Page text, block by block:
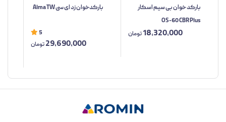
بارکد خوان بی سیم اسکار
OS-60 CBR Plus
18,320,000تومان
بارکدخوان زد ای سی Alma TW
5
29,690,000تومان